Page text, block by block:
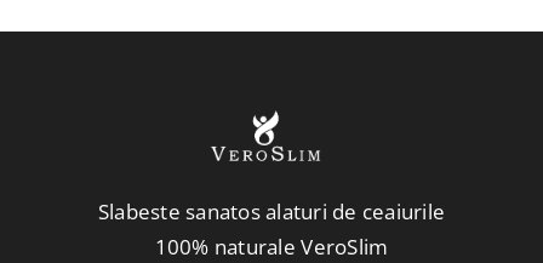
Slabeste sanatos alaturi de ceaiurile
100% naturale VeroSlim